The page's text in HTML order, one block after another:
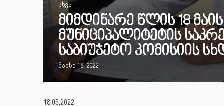
სხვა
მიმდინარე წლის 18
მუნიციპალიტეტის
საბიუჯეტო კომისიის
მაისი 18, 2022
18.05.2022